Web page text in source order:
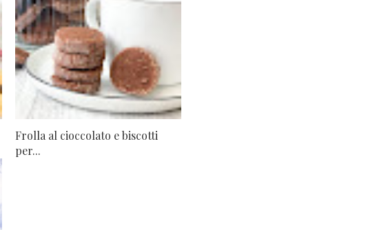
Frolla al cioccolato e biscotti
per...